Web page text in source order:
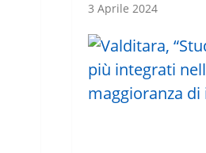
3 Aprile 2024